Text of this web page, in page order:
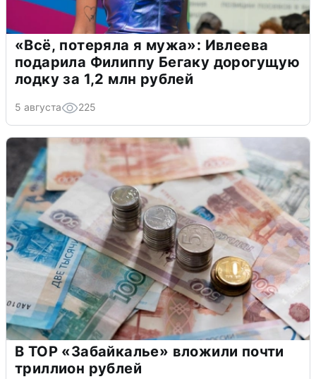
«Всё, потеряла я мужа»: Ивлеева
подарила Филиппу Бегаку дорогущую
лодку за 1,2 млн рублей
5 августа 225
В ТОР «Забайкалье» вложили почти
триллион рублей